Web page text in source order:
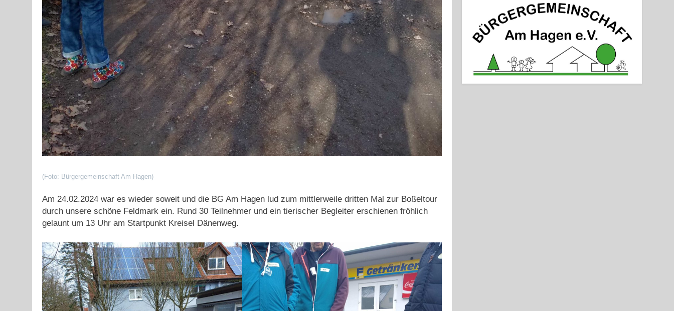
(Foto: Bürgergemeinschaft Am Hagen)
Am 24.02.2024 war es wieder soweit und die BG Am Hagen lud zum mittlerweile dritten Mal zur Boßeltour
durch unsere schöne Feldmark ein. Rund 30 Teilnehmer und ein tierischer Begleiter erschienen fröhlich
gelaunt um 13 Uhr am Startpunkt Kreisel Dänenweg.